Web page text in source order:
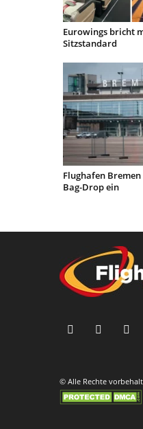
Eurowings bricht
Sitzstandard
Flughafen
Bag-Drop ein
© Alle Rechte